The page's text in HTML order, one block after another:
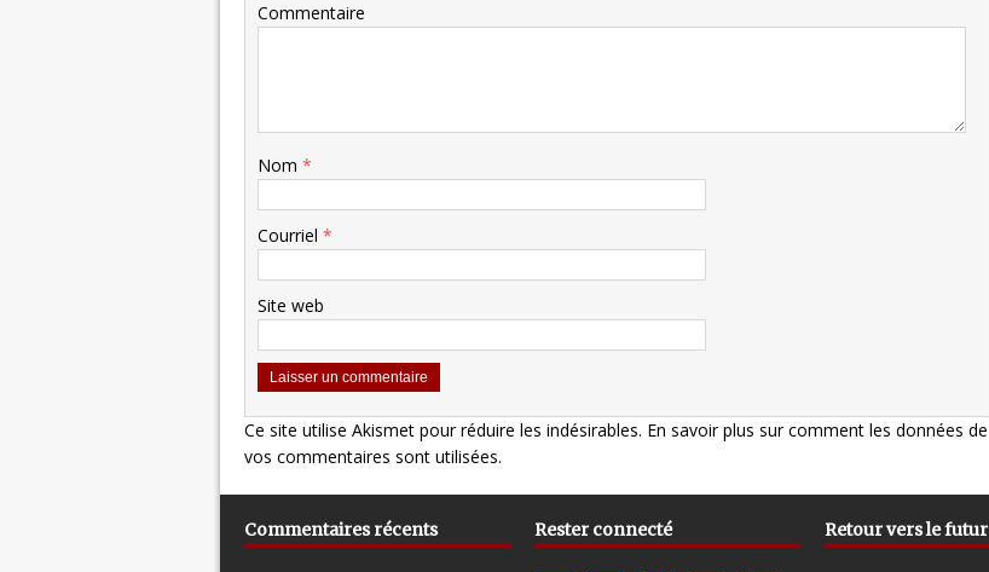
Commentaire
Nom *
Courriel *
Site web
Ce site utilise Akismet pour réduire les indésirables. En savoir plus sur comment les données de
vos commentaires sont utilisées.
Commentaires récents Rester connecté Retour vers le futur